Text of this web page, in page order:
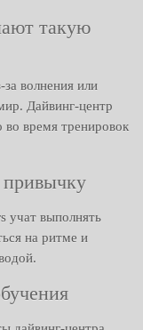
такую
волнения или
Дайвинг-центр
во время тренировок
учат выполнять
на ритме и